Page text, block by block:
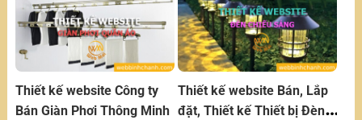
Thiết kế website Công ty
Bán Giàn Phơi Thông Minh
Thiết kế website Bán, Lắp
đặt, Thiết kế Thiết bị Đèn